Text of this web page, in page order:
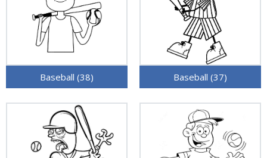
Baseball (38) Baseball (37)